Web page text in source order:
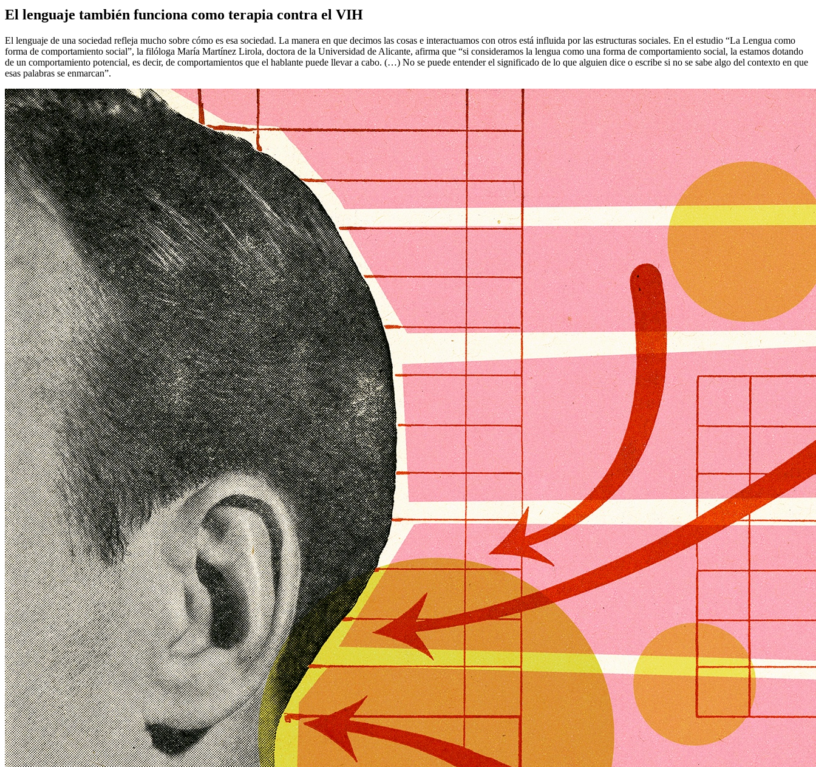
El lenguaje también funciona como terapia contra el VIH
El lenguaje de una sociedad refleja mucho sobre cómo es esa sociedad. La manera en que decimos las cosas e interactuamos con otros está influida por las estructuras sociales. En el estudio “La Lengua como
forma de comportamiento social”, la filóloga María Martínez Lirola, doctora de la Universidad de Alicante, afirma que “si consideramos la lengua como una forma de comportamiento social, la estamos dotando
de un comportamiento potencial, es decir, de comportamientos que el hablante puede llevar a cabo. (…) No se puede entender el significado de lo que alguien dice o escribe si no se sabe algo del contexto en que
esas palabras se enmarcan”.